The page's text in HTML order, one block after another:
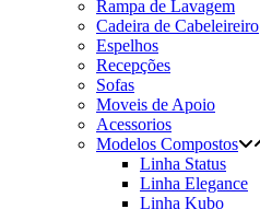
Rampa de Lavagem
Cadeira de Cabeleireiro
Espelhos
Recepções
Sofas
Moveis de Apoio
Acessorios
Modelos Compostos
Linha Status
Linha Elegance
Linha Kubo